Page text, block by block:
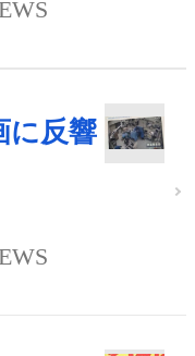
に反響